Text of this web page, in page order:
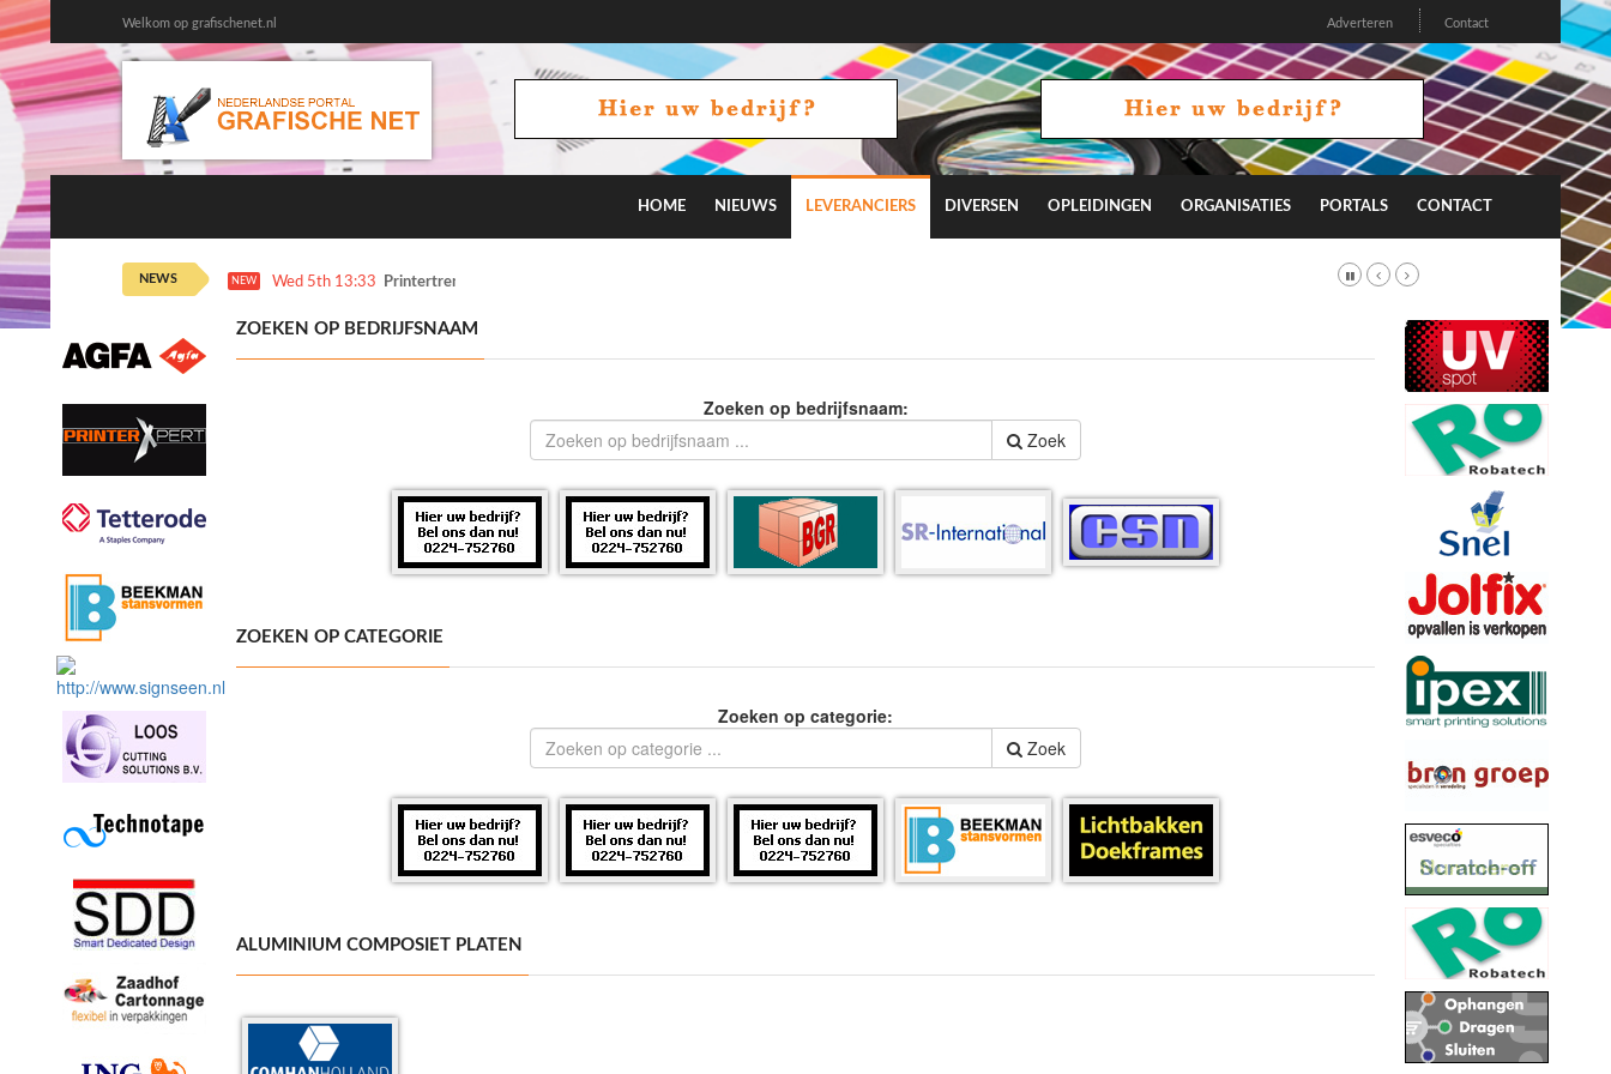
Welkom op grafischenet.nl Adverteren Contact
HOME NIEUWS LEVERANCIERS DIVERSEN OPLEIDINGEN ORGANISATIES PORTALS CONTACT
NEWS NEW Wed 5th 13:33 Printertrends en meer
ZOEKEN OP BEDRIJFSNAAM
Zoeken op bedrijfsnaam:
Zoek
ZOEKEN OP CATEGORIE
Zoeken op categorie:
Zoek
ALUMINIUM COMPOSIET PLATEN